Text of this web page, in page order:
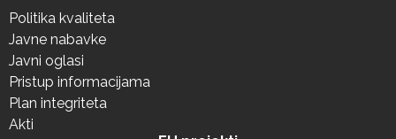
Politika kvaliteta
Javne nabavke
Javni oglasi
Pristup informacijama
Plan integriteta
Akti